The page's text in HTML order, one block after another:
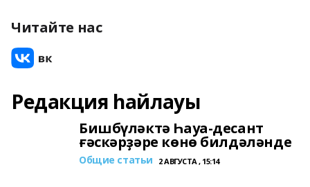
Читайте нас
Редакция һайлауы
Бишбүләктә Һауа-десант
ғәскәрҙәре көнө билдәләнде
Общие статьи 2 АВГУСТА , 15:14